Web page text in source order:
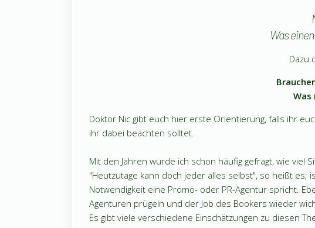
Was
Dazu
Was
Doktor Nic gibt euch hier erste Orientierung, falls ihr
ihr dabei beachten solltet.
Mit den Jahren wurde ich schon häufig gefragt, wie viel
"Heutzutage kann doch jeder alles selbst", so heißt
Notwendigkeit eine Promo- oder PR-Agentur spricht.
Agenturen prügeln und der Job des Bookers wieder
Es gibt viele verschiedene Einschätzungen zu diesen